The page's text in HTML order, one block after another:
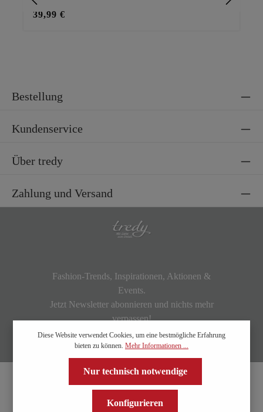
39,99 €
Bestellung
Kundenservice
Über tredy
Zahlung und Versand
Fashion-Trends, Inspirationen, Aktionen &
Events.
Jetzt Newsletter abonnieren und nichts mehr
verpassen!
Diese Website verwendet Cookies, um eine bestmögliche Erfahrung
bieten zu können. Mehr Informationen ...
Nur technisch notwendige
Konfigurieren